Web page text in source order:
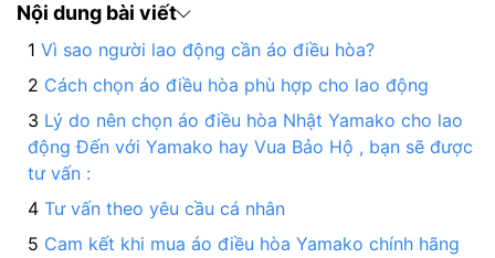
Nội dung bài viết
Vì sao người lao động cần áo điều hòa?
Cách chọn áo điều hòa phù hợp cho lao động
Lý do nên chọn áo điều hòa Nhật Yamako cho lao
động Đến với Yamako hay Vua Bảo Hộ , bạn sẽ được
tư vấn :
Tư vấn theo yêu cầu cá nhân
Cam kết khi mua áo điều hòa Yamako chính hãng